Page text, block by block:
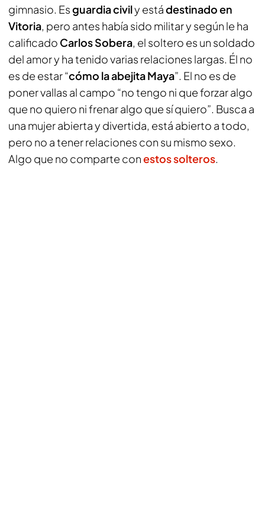
gimnasio. Esguardia civily estádestinado en
Vitoria, pero antes había sido militar y según le ha
calificado Carlos Sobera, el soltero es un soldado
del amor y ha tenido varias relaciones largas. Él no
es de estar “cómo la abejita Maya”. El no es de
poner vallas al campo “no tengo ni que forzar algo
que no quiero ni frenar algo que sí quiero”. Busca a
una mujer abierta y divertida, está abierto a todo,
pero no a tener relaciones con su mismo sexo.
Algo que no comparte conestos solteros.